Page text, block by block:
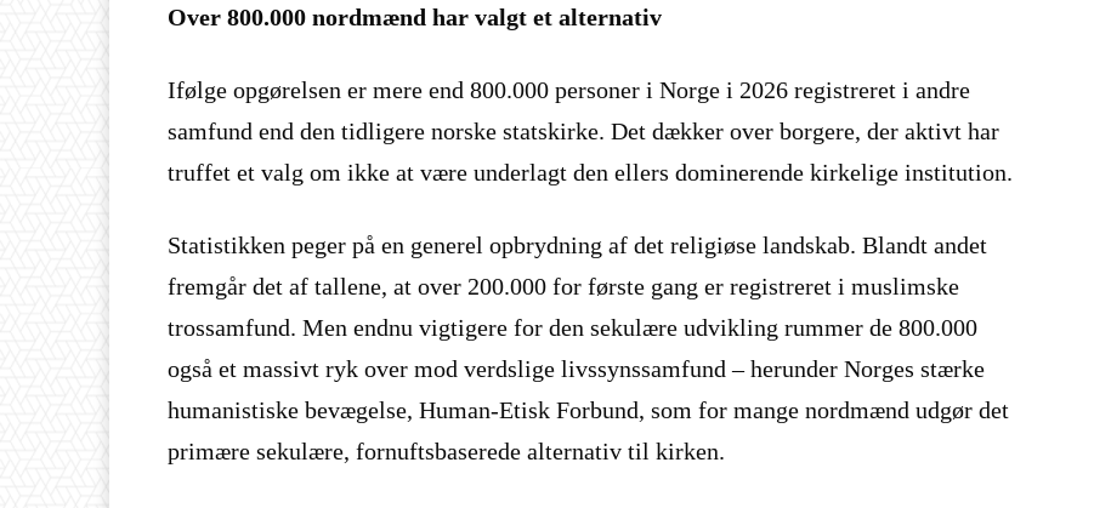
Over 800.000 nordmænd har valgt et alternativ
Ifølge opgørelsen er mere end 800.000 personer i Norge i 2026 registreret i andre
samfund end den tidligere norske statskirke. Det dækker over borgere, der aktivt har
truffet et valg om ikke at være underlagt den ellers dominerende kirkelige institution.
Statistikken peger på en generel opbrydning af det religiøse landskab. Blandt andet
fremgår det af tallene, at over 200.000 for første gang er registreret i muslimske
trossamfund. Men endnu vigtigere for den sekulære udvikling rummer de 800.000
også et massivt ryk over mod verdslige livssynssamfund – herunder Norges stærke
humanistiske bevægelse, Human-Etisk Forbund, som for mange nordmænd udgør det
primære sekulære, fornuftsbaserede alternativ til kirken.